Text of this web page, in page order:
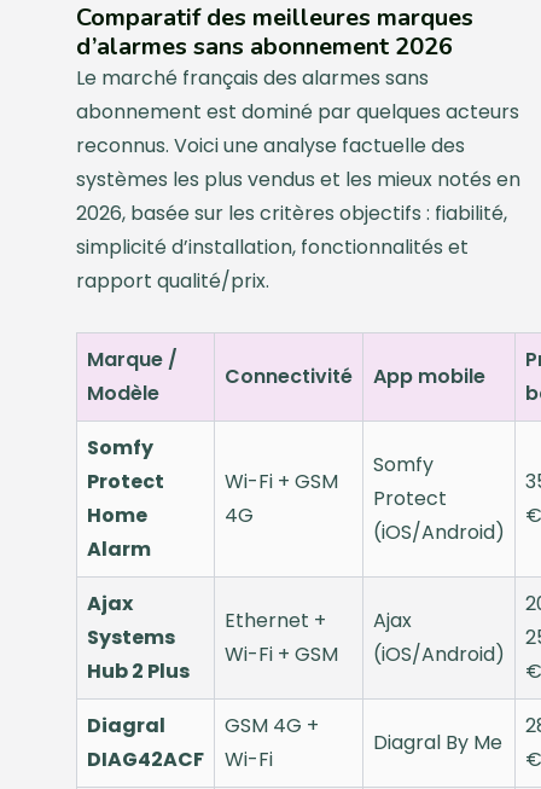
Comparatif des meilleures marques
d’alarmes sans abonnement 2026
Le marché français des alarmes sans
abonnement est dominé par quelques acteurs
reconnus. Voici une analyse factuelle des
systèmes les plus vendus et les mieux notés en
2026, basée sur les critères objectifs : fiabilité,
simplicité d’installation, fonctionnalités et
rapport qualité/prix.
Marque /
Modèle
Connectivité App mobile
Somfy
Protect
Home
Alarm
Wi-Fi + GSM
4G
Somfy
Protect
(iOS/Android)
€
Ajax
Systems
Hub 2 Plus
Ethernet +
Wi-Fi + GSM
Ajax
(iOS/Android)
Diagral
DIAG42ACF
GSM 4G +
Wi-Fi
Diagral By Me
€